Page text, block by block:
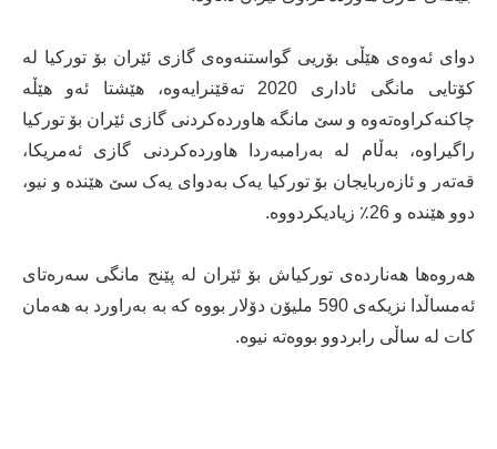
دوای ئەوەی هێڵی بۆریی گواستنەوەی گازی ئێران بۆ تورکیا لە
کۆتایی مانگی ئاداری 2020 تەقێنرایەوە، هێشتا ئەو هێڵە
چاکنەکراوەتەوە و سێ مانگە هاوردەکردنی گازی ئێران بۆ تورکیا
راگیراوە، بەڵام لە بەرامبەردا هاوردەکردنی گازی ئەمریکا،
قەتەر و ئازەربایجان بۆ تورکیا یەک بەدوای یەک سێ هێندە و نیو،
دوو هێندە و 26٪ زیادیکردووە.
هەروەها هەناردەی تورکیاش بۆ ئێران لە پێنج مانگی سەرەتای
ئەمساڵدا نزیکەی 590 ملیۆن دۆلار بووە کە بە بەراورد بە هەمان
کات لە ساڵی رابردوو بووەتە نیوە.